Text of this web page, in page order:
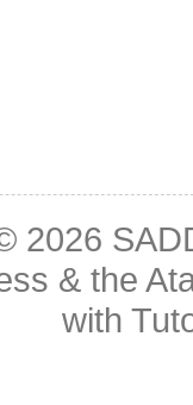
2026
& the
with